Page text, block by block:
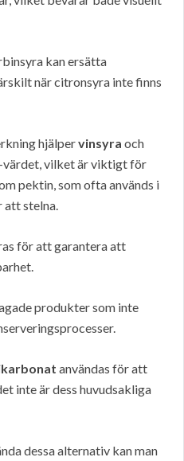
kan ersätta
när citronsyra inte finns
hjälpervinsyra och
vilket är viktigt för
pektin, som ofta används i
att stelna.
för att garantera att
produkter som inte
användas för att
inte är dess huvudsakliga
dessa alternativ kan man